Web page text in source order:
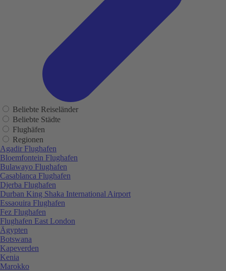
Beliebte Reiseländer
Beliebte Städte
Flughäfen
Regionen
Agadir Flughafen
Bloemfontein Flughafen
Bulawayo Flughafen
Casablanca Flughafen
Djerba Flughafen
Durban King Shaka International Airport
Essaouira Flughafen
Fez Flughafen
Flughafen East London
Ägypten
Botswana
Kapeverden
Kenia
Marokko